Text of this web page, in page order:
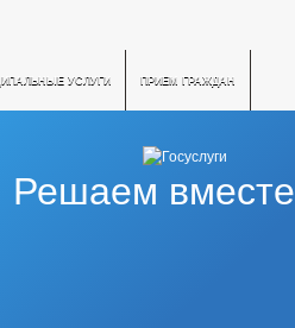
УСЛУГИ ПРИЕМ ГРАЖДАН
Решаем вместе